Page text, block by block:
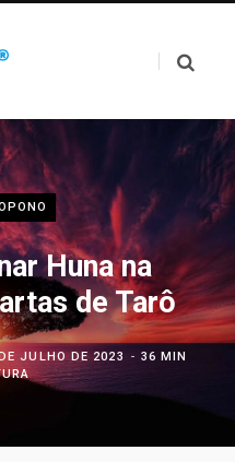
Huna na
de Tarô
JULHO DE 2023
36 MIN